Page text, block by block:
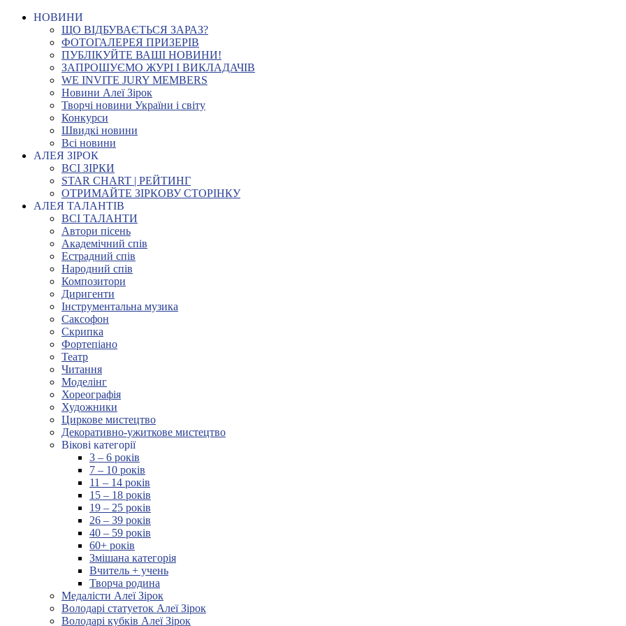
НОВИНИ
ЩО ВІДБУВАЄТЬСЯ ЗАРАЗ?
ФОТОГАЛЕРЕЯ ПРИЗЕРІВ
ПУБЛІКУЙТЕ ВАШІ НОВИНИ!
ЗАПРОШУЄМО ЖУРІ І ВИКЛАДАЧІВ
WE INVITE JURY MEMBERS
Новини Алеї Зірок
Творчі новини України і світу
Конкурси
Швидкі новини
Всі новини
АЛЕЯ ЗІРОК
ВСІ ЗІРКИ
STAR CHART | РЕЙТИНГ
ОТРИМАЙТЕ ЗІРКОВУ СТОРІНКУ
АЛЕЯ ТАЛАНТІВ
ВСІ ТАЛАНТИ
Автори пісень
Академічний спів
Естрадний спів
Народний спів
Композитори
Диригенти
Інструментальна музика
Саксофон
Скрипка
Фортепіано
Театр
Читання
Моделінг
Хореографія
Художники
Циркове мистецтво
Декоративно-ужиткове мистецтво
Вікові категорії
3 – 6 років
7 – 10 років
11 – 14 років
15 – 18 років
19 – 25 років
26 – 39 років
40 – 59 років
60+ років
Змішана категорія
Вчитель + учень
Творча родина
Медалісти Алеї Зірок
Володарі статуеток Алеї Зірок
Володарі кубків Алеї Зірок